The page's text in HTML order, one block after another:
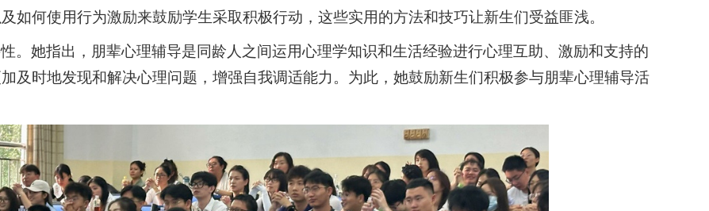
如何使用行为激励来鼓励学生采取积极行动 ， 这些实用的方法和技巧让新生们受益匪浅。
。她指出，朋辈心理辅导是同龄人之间运用心理学知识和生活经验进行心理互助、激励和支持的
及时地发现和解决心理问题，增强自我调适能力。为此，她鼓励新生们积极参与朋辈心理辅导活